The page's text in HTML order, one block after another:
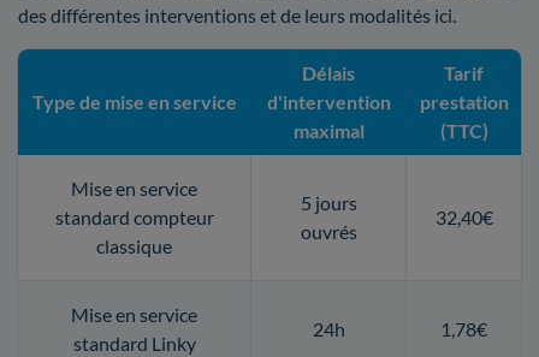
des différentes interventions et de leurs modalités ici.
Type de mise en service
Délais
d'intervention
maximal
Tarif
prestation
(TTC)
Mise en service
standard compteur
classique
5 jours
ouvrés
32,40€
Mise en service
standard Linky
24h 1,78€